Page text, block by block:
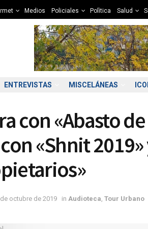
Medios Policiales Polìtica Salud
ENTREVISTAS MISCELÁNEAS
con «Abasto de
«Shnit 2019»
octubre de 2019 in Audioteca Tour Urbano
09:00